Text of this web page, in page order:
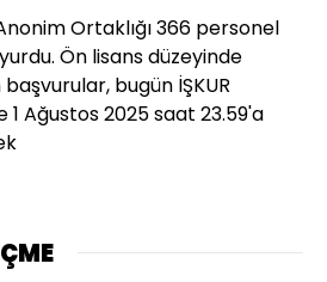
Ortaklığı 366 personel
Ön lisans düzeyinde
bugün İŞKUR
1 Ağustos 2025 saat 23.59'a